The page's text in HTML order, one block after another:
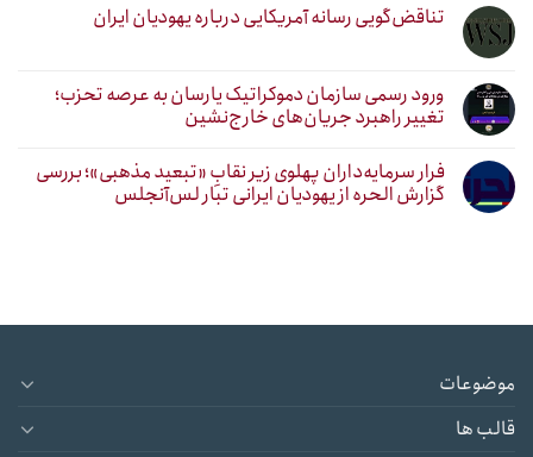
تناقض‌گویی رسانه آمریکایی درباره یهودیان ایران
ورود رسمی سازمان دموکراتیک یارسان به عرصه تحزب؛
تغییر راهبرد جریان‌های خارج‌نشین
فرار سرمایه‌داران پهلوی زیر نقابِ «تبعید مذهبی»؛ بررسی
گزارش الحره از یهودیان ایرانی تبار لس‌آنجلس
موضوعات
قالب ها